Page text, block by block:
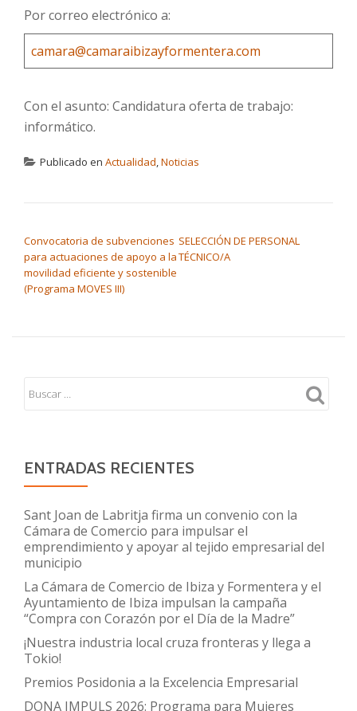
Por correo electrónico a:
camara@camaraibizayformentera.com
Con el asunto: Candidatura oferta de trabajo:
informático.
Publicado en Actualidad,Noticias
Convocatoria de subvenciones
para actuaciones de apoyo a la
movilidad eficiente y sostenible
(Programa MOVES III)
SELECCIÓN DE PERSONAL
TÉCNICO/A
ENTRADAS RECIENTES
Sant Joan de Labritja firma un convenio con la
Cámara de Comercio para impulsar el
emprendimiento y apoyar al tejido empresarial del
municipio
La Cámara de Comercio de Ibiza y Formentera y el
Ayuntamiento de Ibiza impulsan la campaña
“Compra con Corazón por el Día de la Madre”
¡Nuestra industria local cruza fronteras y llega a
Tokio!
Premios Posidonia a la Excelencia Empresarial
DONA IMPULS 2026: Programa para Mujeres